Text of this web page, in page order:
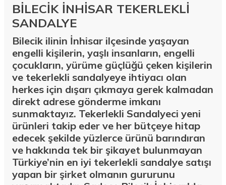
BİLECİK İNHİSAR TEKERLEKLİ
SANDALYE
Bilecik ilinin İnhisar ilçesinde yaşayan
engelli kişilerin, yaşlı insanların, engelli
çocukların, yürüme güçlüğü çeken kişilerin
ve tekerlekli sandalyeye ihtiyacı olan
herkes için dışarı çıkmaya gerek kalmadan
direkt adrese gönderme imkanı
sunmaktayız. Tekerlekli Sandalyeci yeni
ürünleri takip eder ve her bütçeye hitap
edecek şekilde yüzlerce ürünü barındıran
ve hakkında tek bir şikayet bulunmayan
Türkiye’nin en iyi tekerlekli sandalye satışı
yapan bir şirket olmanın gururunu